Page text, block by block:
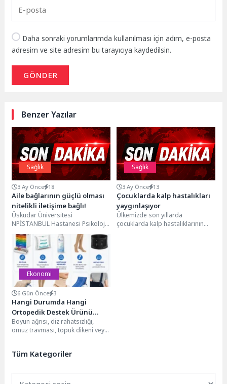
Daha sonraki yorumlarımda kullanılması için adım, e-posta
adresim ve site adresim bu tarayıcıya kaydedilsin.
GÖNDER
Benzer Yazılar
Sağlık
3 Ay Önce 18
Aile bağlarının güçlü olması
nitelikli iletişime bağlı!
Üsküdar Üniversitesi
NPİSTANBUL Hastanesi Psikoloji
Hizmetleri Genel Koordinatörü ve
Klinik Psikolog Çiğdem Demirsoy,
15 Mayıs...
Sağlık
3 Ay Önce 13
Çocuklarda kalp hastalıkları
yaygınlaşıyor
Ülkemizde son yıllarda
çocuklarda kalp hastalıklarının
Ekonomi
6 Gün Önce 3
Hangi Durumda Hangi
Ortopedik Destek Ürünü
Kullanılır? Karşılaştırma
Tablosu
Boyun ağrısı, diz rahatsızlığı,
omuz travması, topuk dikeni veya
Tüm Kategoriler